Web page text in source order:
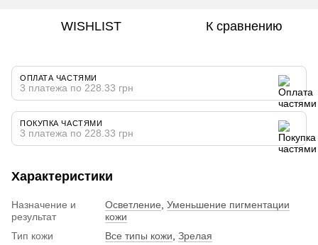
WISHLIST К сравнению
ОПЛАТА ЧАСТЯМИ
3 платежа по 228.33 грн
ПОКУПКА ЧАСТЯМИ
3 платежа по 228.33 грн
Характеристики
Назначение и
результат
Осветление Уменьшение пигментации
кожи
Тип кожи
Все типы кожи Зрелая